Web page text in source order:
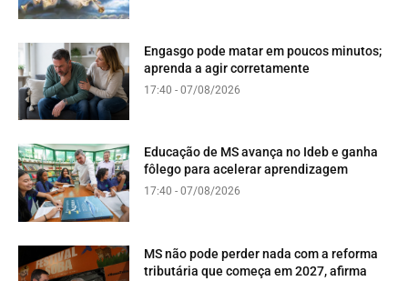
Engasgo pode matar em poucos minutos;
aprenda a agir corretamente
17:40 - 07/08/2026
Educação de MS avança no Ideb e ganha
fôlego para acelerar aprendizagem
17:40 - 07/08/2026
MS não pode perder nada com a reforma
tributária que começa em 2027, afirma